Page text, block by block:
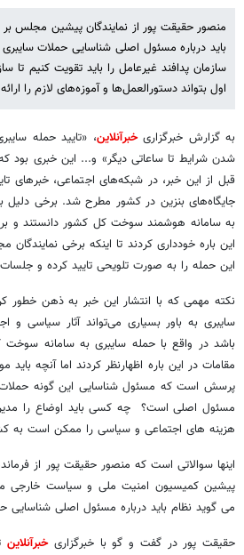
منصور حقیقت پور از نمایندگان پیشین مجلس بر
باید درباره مسئول اصلی شناسایی حملات
سازمان پدافند غیرعامل را باید تقویت کنیم تا
اول بتواند دستورالعمل‌ها و آموزه‌های لازم را
به گزارش خبرگزاریخبرآنلاین، «تایید حمله
شدن شرایط تا ساعاتی دیگر» و... این خبری بود
قبل از این خبر، در شبکه‌های اجتماعی، خبرهای
جایگاه‌های بنزین در کشور مطرح شد. برخی دلیل
به سامانه هوشمند سوخت کل کشور دانستند و
این باره خودداری کردند تا اینکه برخی
این حمله را به صورت تلویحی تایید کرده و
نکته مهمی که با انتشار این خبر به ذهن خطور
سایبری به باور بسیاری می‌تواند آثار سیاسی و
باشد در واقع با حمله سایبری به سامانه
مقامات در این باره اظهارنظر کردند اما آنچه
پرسش است که مسئول شناسایی این گونه
مسئول اصلی است؟ چه کسی باید اوضاع را
هزینه های اجتماعی و سیاسی را ممکن است به
اینها سوالاتی است که منصور حقیقت پور از
پیشین کمیسیون امنیت ملی و سیاست خارجی
می گوید نظام باید درباره مسئول اصلی شناسایی
حقیقت پور در گفت و گو با خبرگزاریخبرآنلاین